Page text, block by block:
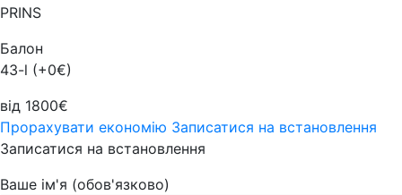
PRINS
Балон
43-l (+0€)
від 1800€
Прорахувати економію Записатися на встановлення
Записатися на встановлення
Ваше ім'я (обов'язково)